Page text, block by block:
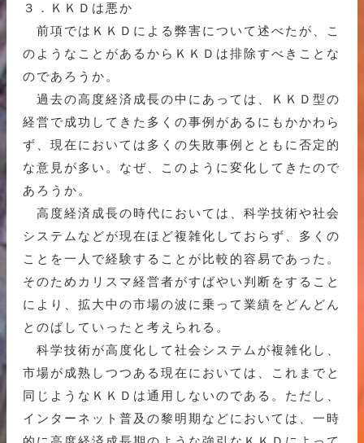
３．ＫＫＤは悪か
前項ではＫＫＤによる弊害について述べたが、こ
のようなことがあるからＫＫＤは排除すべきことな
のであろうか。
過去の高度経済成長の中にあっては、ＫＫＤ型の
経営で成功してきた多くの事例があるにもかかわら
ず、現在においては多くの失敗事例とともに否定的
な意見が多い。なぜ、このように変化してきたので
あろうか。
高度経済成長の時代においては、科学技術や社会
システムなどが現在ほど複雑化しておらず、多くの
ことを一人で経験することが比較的容易であった。
そのためカリスマ経営者がすばやい判断をすること
により、拡大中の市場の波に乗って業績をどんどん
とのばしていったと考えられる。
科学技術が高度化して社会システムが複雑化し、
市場が成熟しつつある現在においては、これまでと
同じようなＫＫＤは通用しないのである。ただし、
インターネット普及の黎明期などにおいては、一時